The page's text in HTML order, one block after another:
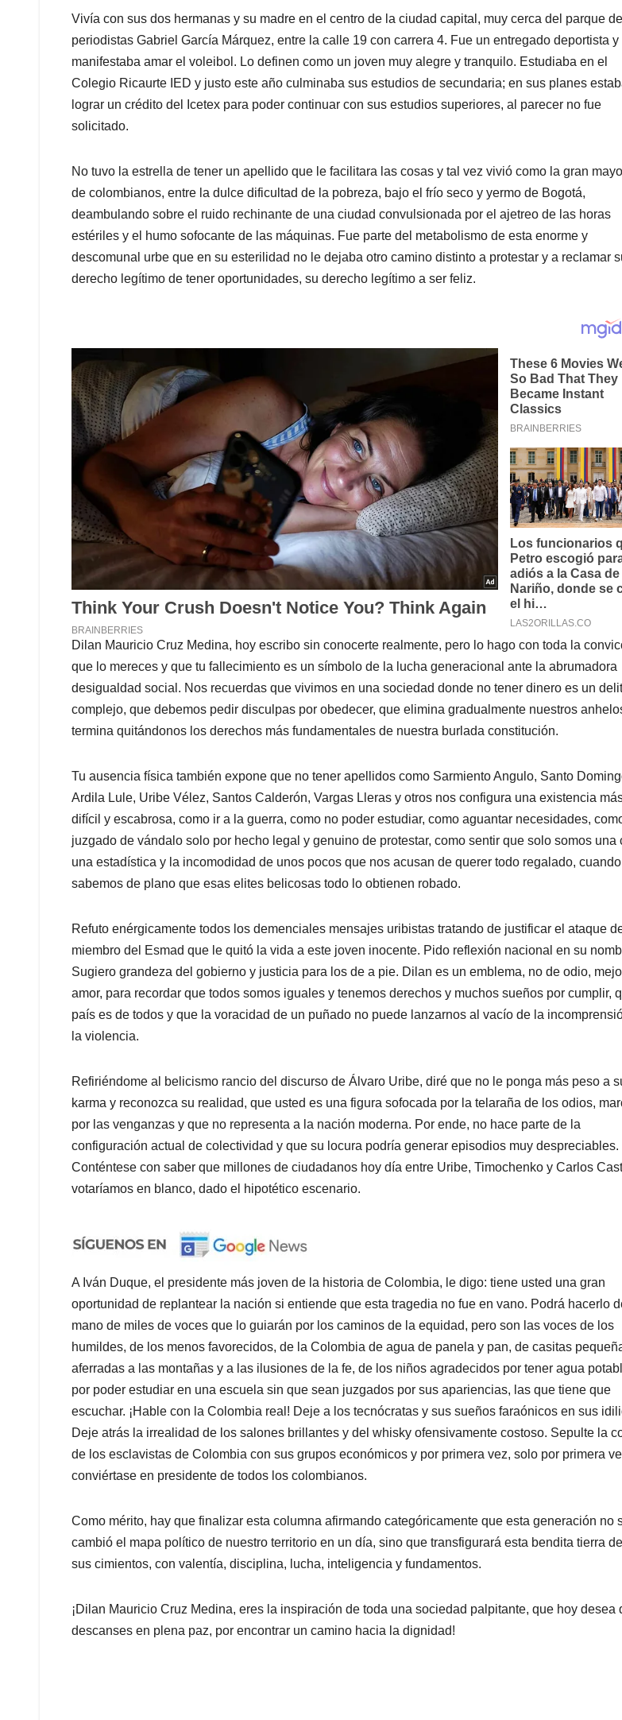
Vivía con sus dos hermanas y su madre en el centro de la ciudad capital, muy cerca del parque
periodistas Gabriel García Márquez, entre la calle 19 con carrera 4. Fue un entregado deportista y
manifestaba amar el voleibol. Lo definen como un joven muy alegre y tranquilo. Estudiaba en el
Colegio Ricaurte IED y justo este año culminaba sus estudios de secundaria; en sus planes
lograr un crédito del Icetex para poder continuar con sus estudios superiores, al parecer no fue
solicitado.
No tuvo la estrella de tener un apellido que le facilitara las cosas y tal vez vivió como la gran
de colombianos, entre la dulce dificultad de la pobreza, bajo el frío seco y yermo de Bogotá,
deambulando sobre el ruido rechinante de una ciudad convulsionada por el ajetreo de las horas
estériles y el humo sofocante de las máquinas. Fue parte del metabolismo de esta enorme y
descomunal urbe que en su esterilidad no le dejaba otro camino distinto a protestar y a reclamar
derecho legítimo de tener oportunidades, su derecho legítimo a ser feliz.
Dilan Mauricio Cruz Medina, hoy escribo sin conocerte realmente, pero lo hago con toda la
que lo mereces y que tu fallecimiento es un símbolo de la lucha generacional ante la abrumadora
desigualdad social. Nos recuerdas que vivimos en una sociedad donde no tener dinero es un
complejo, que debemos pedir disculpas por obedecer, que elimina gradualmente nuestros
termina quitándonos los derechos más fundamentales de nuestra burlada constitución.
Tu ausencia física también expone que no tener apellidos como Sarmiento Angulo, Santo
Ardila Lule, Uribe Vélez, Santos Calderón, Vargas Lleras y otros nos configura una existencia
difícil y escabrosa, como ir a la guerra, como no poder estudiar, como aguantar necesidades,
juzgado de vándalo solo por hecho legal y genuino de protestar, como sentir que solo somos una
una estadística y la incomodidad de unos pocos que nos acusan de querer todo regalado, cuando
sabemos de plano que esas elites belicosas todo lo obtienen robado.
Refuto enérgicamente todos los demenciales mensajes uribistas tratando de justificar el ataque
miembro del Esmad que le quitó la vida a este joven inocente. Pido reflexión nacional en su
Sugiero grandeza del gobierno y justicia para los de a pie. Dilan es un emblema, no de odio,
amor, para recordar que todos somos iguales y tenemos derechos y muchos sueños por cumplir,
país es de todos y que la voracidad de un puñado no puede lanzarnos al vacío de la
la violencia.
Refiriéndome al belicismo rancio del discurso de Álvaro Uribe, diré que no le ponga más peso a
karma y reconozca su realidad, que usted es una figura sofocada por la telaraña de los odios,
por las venganzas y que no representa a la nación moderna. Por ende, no hace parte de la
configuración actual de colectividad y que su locura podría generar episodios muy despreciables.
Conténtese con saber que millones de ciudadanos hoy día entre Uribe, Timochenko y Carlos
votaríamos en blanco, dado el hipotético escenario.
A Iván Duque, el presidente más joven de la historia de Colombia, le digo: tiene usted una gran
oportunidad de replantear la nación si entiende que esta tragedia no fue en vano. Podrá hacerlo
mano de miles de voces que lo guiarán por los caminos de la equidad, pero son las voces de los
humildes, de los menos favorecidos, de la Colombia de agua de panela y pan, de casitas
aferradas a las montañas y a las ilusiones de la fe, de los niños agradecidos por tener agua
por poder estudiar en una escuela sin que sean juzgados por sus apariencias, las que tiene que
escuchar. ¡Hable con la Colombia real! Deje a los tecnócratas y sus sueños faraónicos en sus
Deje atrás la irrealidad de los salones brillantes y del whisky ofensivamente costoso. Sepulte la
de los esclavistas de Colombia con sus grupos económicos y por primera vez, solo por primera
conviértase en presidente de todos los colombianos.
Como mérito, hay que finalizar esta columna afirmando categóricamente que esta generación no
cambió el mapa político de nuestro territorio en un día, sino que transfigurará esta bendita tierra
sus cimientos, con valentía, disciplina, lucha, inteligencia y fundamentos.
¡Dilan Mauricio Cruz Medina, eres la inspiración de toda una sociedad palpitante, que hoy desea
descanses en plena paz, por encontrar un camino hacia la dignidad!